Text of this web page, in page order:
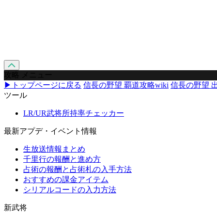
攻略 メニュー
▶トップページに戻る 信長の野望 覇道攻略wiki 信長の野望
ツール
LR/UR武将所持率チェッカー
最新アプデ・イベント情報
生放送情報まとめ
千里行の報酬と進め方
占術の報酬と占術札の入手方法
おすすめの課金アイテム
シリアルコードの入力方法
新武将